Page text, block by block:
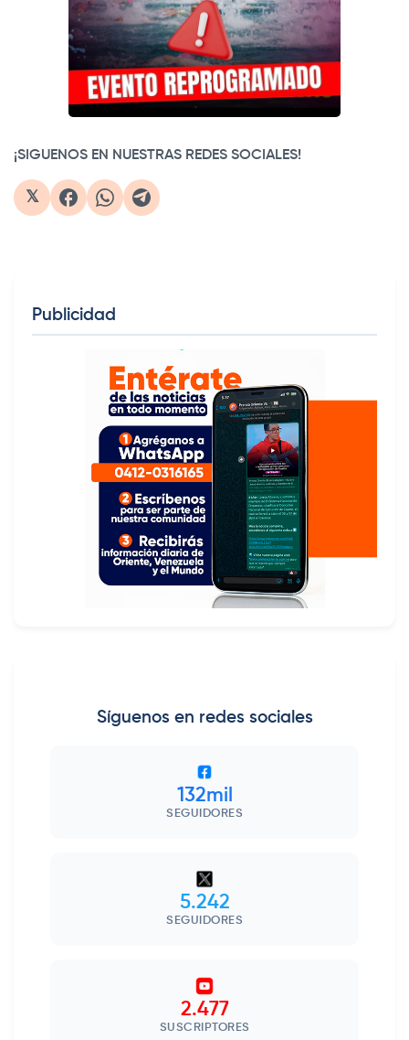
¡SIGUENOS EN NUESTRAS REDES SOCIALES!
𝕏
Publicidad
Síguenos en redes sociales
132mil
SEGUIDORES
5.242
SEGUIDORES
2.477
SUSCRIPTORES